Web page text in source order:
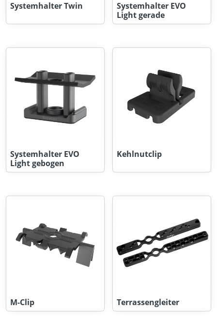
Systemhalter Twin
Systemhalter EVO
Light gerade
Systemhalter EVO
Light gebogen
Kehlnutclip
M-Clip Terrassengleiter